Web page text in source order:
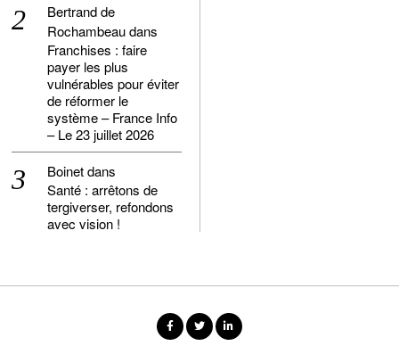
Bertrand de
Rochambeaudans
Franchises : faire
payer les plus
vulnérables pour éviter
de réformer le
système – France Info
– Le 23 juillet 2026
Boinetdans
Santé : arrêtons de
tergiverser, refondons
avec vision !